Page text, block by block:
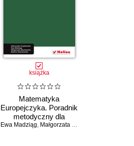
Bożena Zawistowska
,Aleksandra Grzybowska
książka
Matematyka
Europejczyka. Poradnik
metodyczny dla
nauczycieli matematyki
Ewa Madziąg, Małgorzata Muchowska